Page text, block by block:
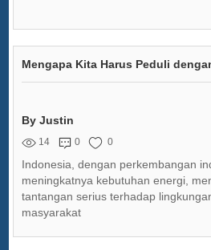
By Justin
14 0 0
Indonesia, dengan perkembangan
meningkatnya kebutuhan energi,
tantangan serius terhadap
masyarakat